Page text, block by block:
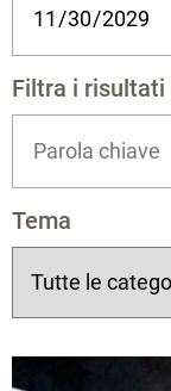
Filtra i risultati
Tema